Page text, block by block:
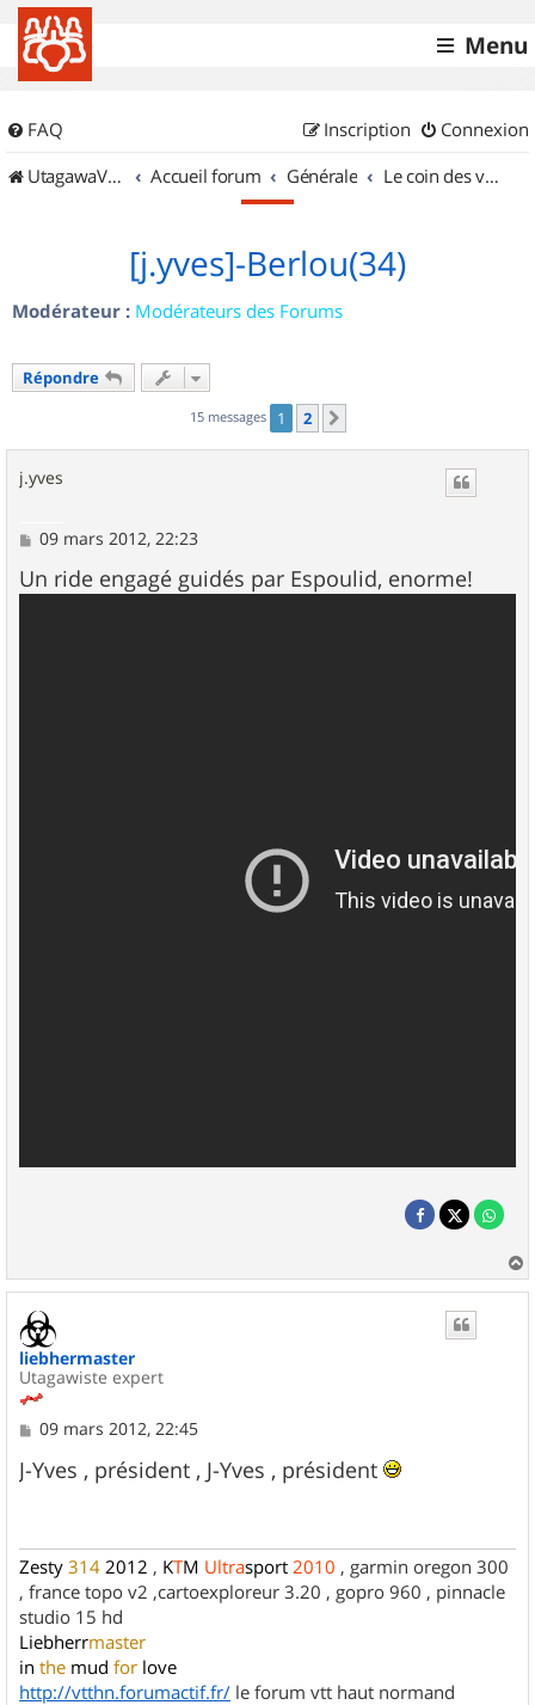
Menu
FAQ Connexion
Inscription
UtagawaVTT (Randos VTT et VTTAE avec traces GPS)
Accueil forum Générale Le coin des vidéastes
[j.yves]-Berlou(34)
Modérateur : Modérateurs des Forums
Répondre
15 messages 1 2
j.yves
M
s
s
09 mars 2012, 22:23
Un ride engagé guidés par Espoulid, enorme!
a
liebhermaster
Utagawiste expert
M
s
s
09 mars 2012, 22:45
J-Yves , président , J-Yves , président
Zesty 314 2012 , KTM Ultrasport 2010 , garmin oregon 300
, france topo v2 ,cartoexploreur 3.20 , gopro 960 , pinnacle
studio 15 hd
Liebherrmaster
in the mud for love
http://vtthn.forumactif.fr/ le forum vtt haut normand